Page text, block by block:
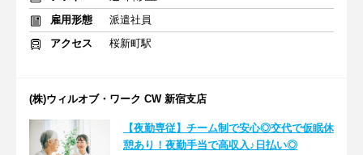
雇用形態
派遣社員
アクセス
桜新町駅
(株)ウィルオブ・ワーク CW 新宿支店
【夜勤専従】チーム制で安心◎交代で仮眠休
憩あり！夜勤手当で高収入♪日払い◎